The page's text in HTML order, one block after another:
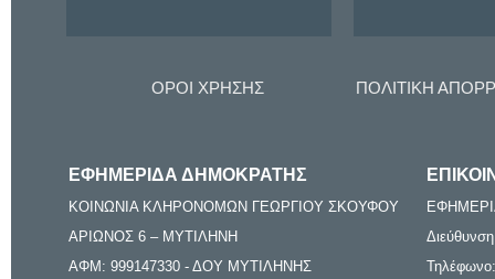
ΟΡΟΙ ΧΡΗΣΗΣ ΠΟΛΙΤΙΚΗ
ΕΦΗΜΕΡΙΔΑ ΔΗΜΟΚΡΑΤΗΣ
ΚΟΙΝΩΝΙΑ ΚΛΗΡΟΝΟΜΩΝ ΓΕΩΡΓΙΟΥ ΣΚΟΥΦΟΥ
ΑΡΙΩΝΟΣ 6 – ΜΥΤΙΛΗΝΗ
ΑΦΜ: 999147330 - ΔΟΥ ΜΥΤΙΛΗΝΗΣ